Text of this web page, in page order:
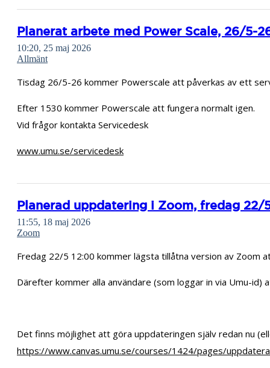
Planerat arbete med Power Scale, 26/5-
10:20, 25 maj 2026
Allmänt
Tisdag 26/5-26 kommer Powerscale att påverkas av ett
Efter 1530 kommer Powerscale att fungera normalt igen.
Vid frågor kontakta Servicedesk
www.umu.se/servicedesk
Planerad uppdatering i Zoom, fredag 22/
11:55, 18 maj 2026
Zoom
Fredag 22/5 12:00 kommer lägsta tillåtna version av Zoom
Därefter kommer alla användare (som loggar in via Umu-
Det finns möjlighet att göra uppdateringen själv redan nu
https://www.canvas.umu.se/courses/1424/pages/